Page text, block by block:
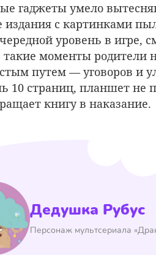
гаджеты умело
издания с картинками
уровень в игре,
такие моменты
путем — уговоров и
10 страниц, планшет не
книгу в наказание.
Дедушка Рубус
Персонаж мультсериала